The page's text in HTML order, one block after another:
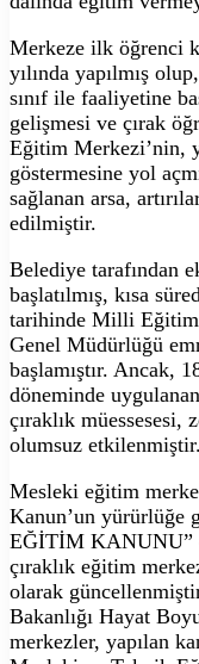
Merkeze ilk öğrenci
yılında yapılmış
sınıf ile faaliyetine
gelişmesi ve çırak
Eğitim Merkezi’nin,
göstermesine yol
sağlanan arsa,
edilmiştir.
Belediye tarafından
başlatılmış, kısa
tarihinde Milli Eğitim
Genel Müdürlüğü
başlamıştır. Ancak,
döneminde
çıraklık müessesesi,
olumsuz etkilenmiştir.
Mesleki eğitim
Kanun’un
EĞİTİM KANUNU”
çıraklık eğitim
olarak
Bakanlığı Hayat
merkezler, yapılan